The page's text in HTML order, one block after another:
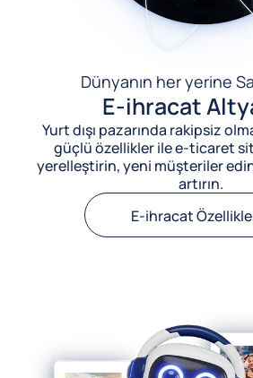
Dünyanın her yerine
E-ihracat
Yurt dışı pazarında rakipsiz
güçlü özellikler ile e-ticaret
yerelleştirin, yeni müşteriler
artırın.
E-ihracat